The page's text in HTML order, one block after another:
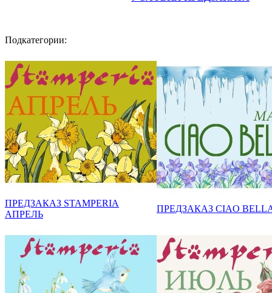
Подкатегории:
ПРЕДЗАКАЗ STAMPERIA
АПРЕЛЬ
ПРЕДЗАКАЗ CIAO